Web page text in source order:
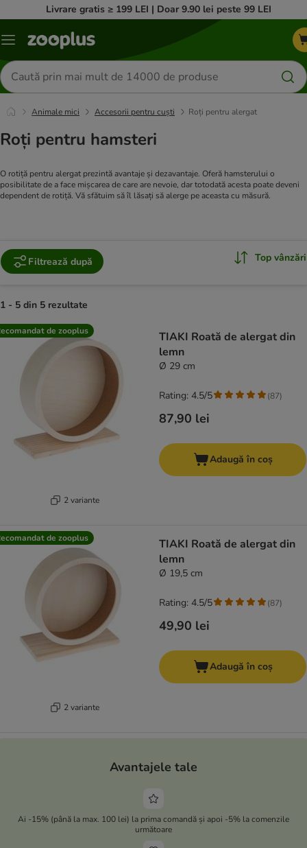
Livrare gratis ≥ 199 LEI | Doar 9.90 lei peste 99 LEI
Categorii
Căutare
produse
Animale mici Accesorii pentru cuști Roți pentru alergat
Roți pentru hamsteri
O rotiță pentru alergat prezintă avantaje și dezavantaje. Oferă hamsterului o
posibilitate de a face mișcarea de care are nevoie, dar totodată acesta poate deveni
dependent de rotiță. Vă sfătuim să îl lăsați să alerge pe aceasta cu măsură.
Filtrează după Top vânzări
1 - 5 din 5 rezultate
product items have been changed
de zooplus
2 variante
TIAKI Roată de alergat din
lemn
Ø 29 cm
87,90 lei
Rating: 4.5/5 (87)
Adaugă în coș
de zooplus
2 variante
TIAKI Roată de alergat din
lemn
Ø 19,5 cm
49,90 lei
Rating: 4.5/5 (87)
Adaugă în coș
Avantajele tale
Ai -15% (până la max. 100 lei) la prima comandă și apoi -5% la comenzile
următoare